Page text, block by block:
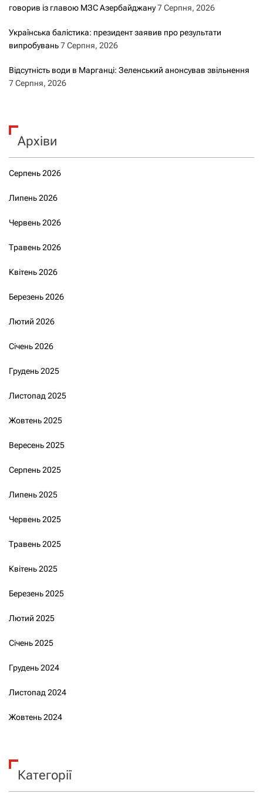
говорив із главою МЗС Азербайджану7 Серпня, 2026
Українська балістика: президент заявив про результати
випробувань7 Серпня, 2026
Відсутність води в Марганці: Зеленський анонсував звільнення
7 Серпня, 2026
Архіви
Серпень 2026
Липень 2026
Червень 2026
Травень 2026
Квітень 2026
Березень 2026
Лютий 2026
Січень 2026
Грудень 2025
Листопад 2025
Жовтень 2025
Вересень 2025
Серпень 2025
Липень 2025
Червень 2025
Травень 2025
Квітень 2025
Березень 2025
Лютий 2025
Січень 2025
Грудень 2024
Листопад 2024
Жовтень 2024
Категорії